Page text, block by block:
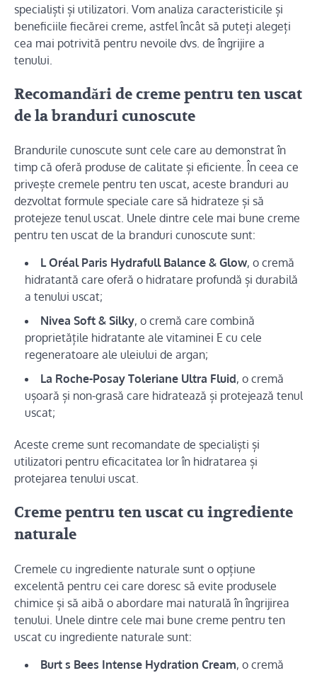
specialiști și utilizatori. Vom analiza caracteristicile și
beneficiile fiecărei creme, astfel încât să puteți alegeți
cea mai potrivită pentru nevoile dvs. de îngrijire a
tenului.
Recomandări de creme pentru ten uscat
de la branduri cunoscute
Brandurile cunoscute sunt cele care au demonstrat în
timp că oferă produse de calitate și eficiente. În ceea ce
privește cremele pentru ten uscat, aceste branduri au
dezvoltat formule speciale care să hidrateze și să
protejeze tenul uscat. Unele dintre cele mai bune creme
pentru ten uscat de la branduri cunoscute sunt:
L Oréal Paris Hydrafull Balance & Glow, o cremă
hidratantă care oferă o hidratare profundă și durabilă
a tenului uscat;
Nivea Soft & Silky, o cremă care combină
proprietățile hidratante ale vitaminei E cu cele
regeneratoare ale uleiului de argan;
La Roche-Posay Toleriane Ultra Fluid, o cremă
ușoară și non-grasă care hidratează și protejează tenul
uscat;
Aceste creme sunt recomandate de specialiști și
utilizatori pentru eficacitatea lor în hidratarea și
protejarea tenului uscat.
Creme pentru ten uscat cu ingrediente
naturale
Cremele cu ingrediente naturale sunt o opțiune
excelentă pentru cei care doresc să evite produsele
chimice și să aibă o abordare mai naturală în îngrijirea
tenului. Unele dintre cele mai bune creme pentru ten
uscat cu ingrediente naturale sunt:
Burt s Bees Intense Hydration Cream, o cremă